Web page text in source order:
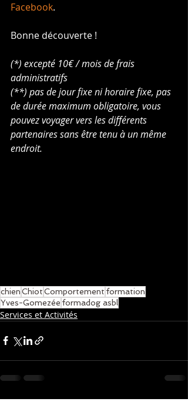
Facebook.
Bonne découverte !
(*) excepté 10€ / mois de frais
administratifs
(**) pas de jour fixe ni horaire fixe, pas
de durée maximum obligatoire, vous
pouvez voyager vers les différents
partenaires sans être tenu à un même
endroit.
chienChiotComportement formation
Yves-Gomezée formadog asbl
Services et Activités